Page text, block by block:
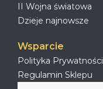
II Wojna światowa
Dzieje najnowsze
Wsparcie
Polityka Prywatności
Regulamin Sklepu